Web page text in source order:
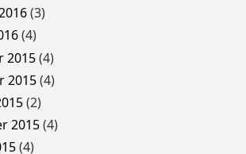
(3)
(4)
2015(4)
2015(4)
(2)
2015(4)
(4)